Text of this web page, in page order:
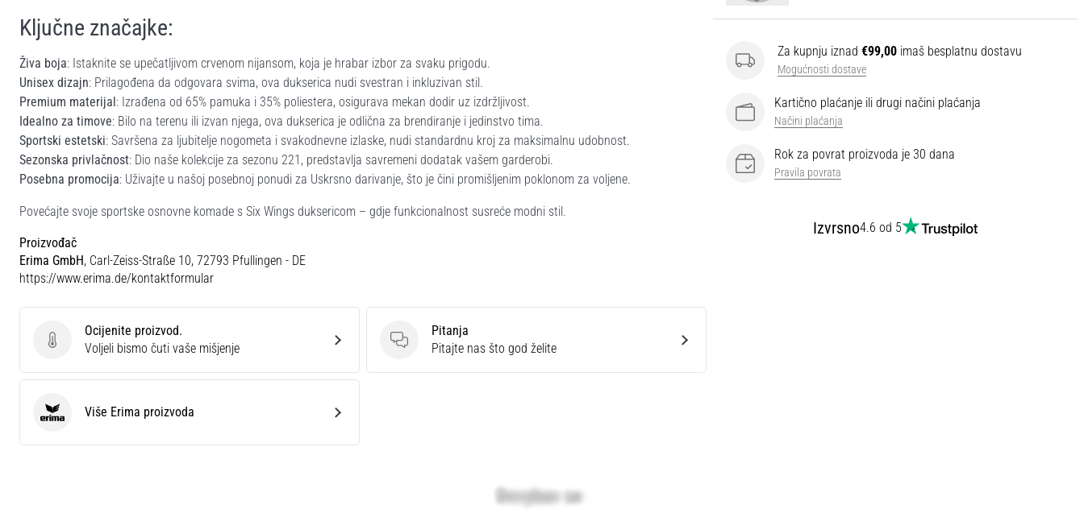
Za kupnju iznad €99,00 imaš besplatnu dostavu
Mogućnosti dostave
Kartično plaćanje ili drugi načini plaćanja
Načini plaćanja
Rok za povrat proizvoda je 30 dana
Pravila povrata
Izvrsno4.6 od 5
Ključne značajke:
Živa boja: Istaknite se upečatljivom crvenom nijansom, koja je hrabar izbor za svaku prigodu.
Unisex dizajn: Prilagođena da odgovara svima, ova dukserica nudi svestran i inkluzivan stil.
Premium materijal: Izrađena od 65% pamuka i 35% poliestera, osigurava mekan dodir uz izdržljivost.
Idealno za timove: Bilo na terenu ili izvan njega, ova dukserica je odlična za brendiranje i jedinstvo tima.
Sportski estetski: Savršena za ljubitelje nogometa i svakodnevne izlaske, nudi standardnu kroj za maksimalnu udobnost.
Sezonska privlačnost: Dio naše kolekcije za sezonu 221, predstavlja savremeni dodatak vašem garderobi.
Posebna promocija: Uživajte u našoj posebnoj ponudi za Uskrsno darivanje, što je čini promišljenim poklonom za voljene.
Povećajte svoje sportske osnovne komade s Six Wings duksericom – gdje funkcionalnost susreće modni stil.
Proizvođač
Erima GmbH, Carl-Zeiss-Straße 10, 72793 Pfullingen - DE
https://www.erima.de/kontaktformular
Ocijenite proizvod.
Ocijenite proizvod.
Voljeli bismo čuti vaše mišjenje
Pitanja
Pitanja
Pitajte nas što god želite
Erima Više Erima proizvoda